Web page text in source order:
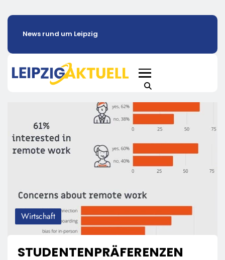
News rund um Leipzig
Wirtschaft
STUDENTENPRÄFERENZEN